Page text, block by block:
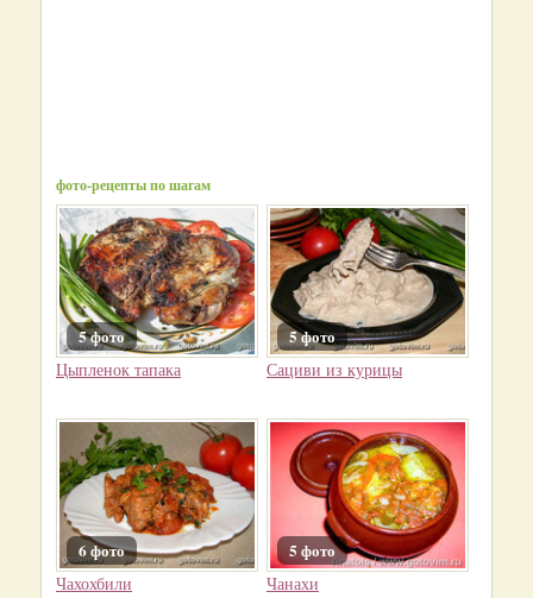
фото-рецепты по шагам
5 фото
Цыпленок тапака
5 фото
Сациви из курицы
6 фото
Чахохбили
5 фото
Чанахи